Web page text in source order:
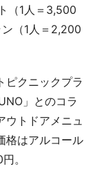
（1人＝3,500
（1人＝2,200
ピクニックプラ
」とのコラ
トドアメニュ
格はアルコール
。